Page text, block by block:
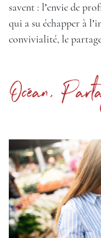
savent : l’envie de
qui a su échapper à
convivialité, le
Océan,